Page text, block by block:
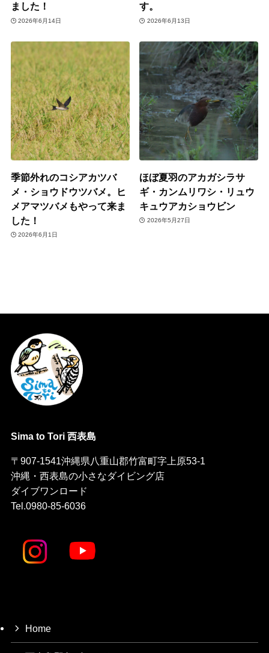
ました！
2026年6月14日
す。
2026年6月13日
季節外れのコシアカツバ
メ・ショウドウツバメ。ヒ
メアマツバメもやって来ま
した！
2026年6月1日
ほぼ夏羽のアカガシラサ
ギ・カンムリワシ・リュウ
キュウアカショウビン
2026年5月27日
Sima to Tori 西表島
〒907-1541沖縄県八重山郡竹富町字上原53-1
沖縄・西表島の小さなダイビング店
ダイブワンロード
Tel.0980-85-6036
Home